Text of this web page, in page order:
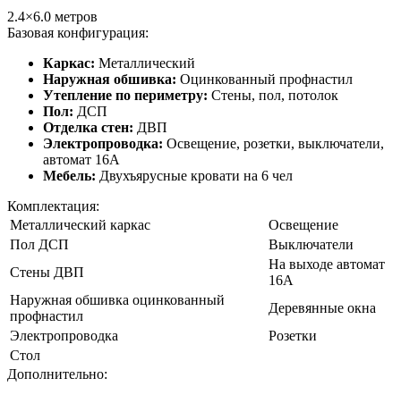
2.4×6.0 метров
Базовая конфигурация:
Каркас: Металлический
Наружная обшивка: Оцинкованный профнастил
Утепление по периметру: Стены, пол, потолок
Пол: ДСП
Отделка стен: ДВП
Электропроводка: Освещение, розетки, выключатели,
автомат 16А
Мебель: Двухъярусные кровати на 6 чел
Комплектация:
Металлический каркас
Освещение
Пол ДСП
Выключатели
Стены ДВП
На выходе автомат
16А
Наружная обшивка оцинкованный
профнастил
Деревянные окна
Электропроводка
Розетки
Стол
Дополнительно: